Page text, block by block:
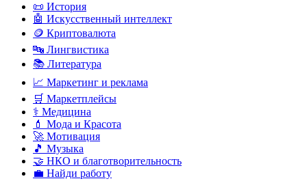
📜 История
🤖 Искусственный интеллект
🪙 Криптовалюта
🔤 Лингвистика
📚 Литература
📈 Маркетинг и реклама
🛒 Маркетплейсы
⚕️ Медицина
💄 Мода и Красота
🚀 Мотивация
🎵 Музыка
🤝 НКО и благотворительность
💼 Найди работу